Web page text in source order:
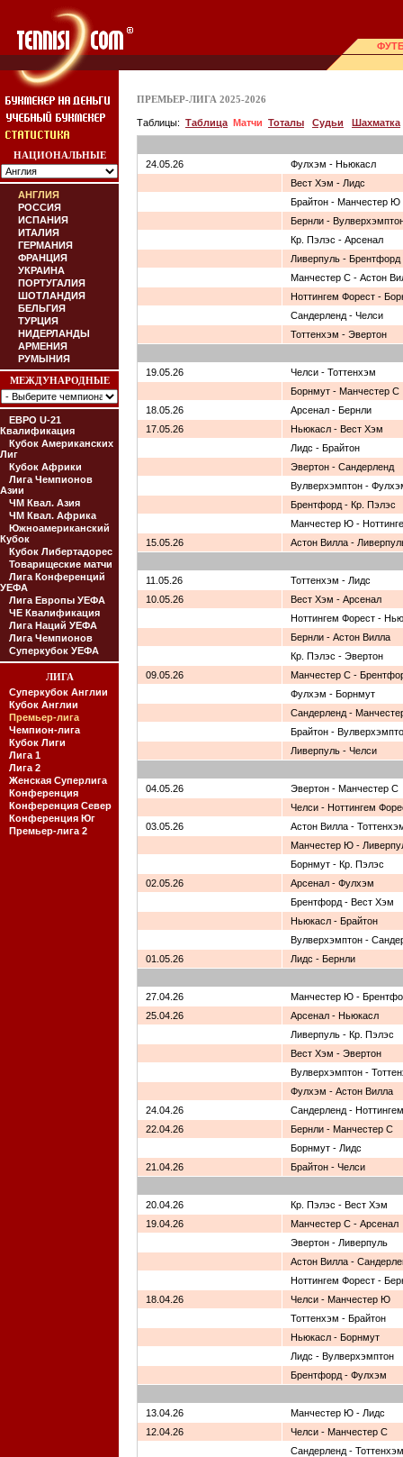
НАЦИОНАЛЬНЫЕ
АНГЛИЯ
РОССИЯ
ИСПАНИЯ
ИТАЛИЯ
ГЕРМАНИЯ
ФРАНЦИЯ
УКРАИНА
ПОРТУГАЛИЯ
ШОТЛАНДИЯ
БЕЛЬГИЯ
ТУРЦИЯ
НИДЕРЛАНДЫ
АРМЕНИЯ
РУМЫНИЯ
МЕЖДУНАРОДНЫЕ
ЕВРО U-21
Квалификация
Кубок Американских
Лиг
Кубок Африки
Лига Чемпионов
Азии
ЧМ Квал. Азия
ЧМ Квал. Африка
Южноамериканский
Кубок
Кубок Либертадорес
Товарищеские матчи
Лига Конференций
УЕФА
Лига Европы УЕФА
ЧЕ Квалификация
Лига Наций УЕФА
Лига Чемпионов
Суперкубок УЕФА
ЛИГА
Суперкубок Англии
Кубок Англии
Премьер-лига
Чемпион-лига
Кубок Лиги
Лига 1
Лига 2
Женская Суперлига
Конференция
Конференция Север
Конференция Юг
Премьер-лига 2
ПРЕМЬЕР-ЛИГА 2025-2026
Таблицы: Таблица Матчи Тоталы Судьи Шахматка
24.05.26
Фулхэм - Ньюкасл
Вест Хэм - Лидс
Брайтон - Манчестер Ю
Бернли -
Кр. Пэлэс - Арсенал
Ливерпуль - Брентфорд
Манчестер С - Астон
Ноттингем Форест -
Сандерленд - Челси
Тоттенхэм - Эвертон
19.05.26
Челси - Тоттенхэм
Борнмут - Манчестер С
18.05.26
Арсенал - Бернли
17.05.26
Ньюкасл - Вест Хэм
Лидс - Брайтон
Эвертон - Сандерленд
Вулверхэмптон -
Брентфорд - Кр. Пэлэс
Манчестер Ю -
15.05.26
Астон Вилла -
11.05.26
Тоттенхэм - Лидс
10.05.26
Вест Хэм - Арсенал
Ноттингем Форест -
Бернли - Астон Вилла
Кр. Пэлэс - Эвертон
09.05.26
Манчестер С -
Фулхэм - Борнмут
Сандерленд -
Брайтон -
Ливерпуль - Челси
04.05.26
Эвертон - Манчестер С
Челси - Ноттингем
03.05.26
Астон Вилла -
Манчестер Ю -
Борнмут - Кр. Пэлэс
02.05.26
Арсенал - Фулхэм
Брентфорд - Вест Хэм
Ньюкасл - Брайтон
Вулверхэмптон -
01.05.26
Лидс - Бернли
27.04.26
Манчестер Ю -
25.04.26
Арсенал - Ньюкасл
Ливерпуль - Кр. Пэлэс
Вест Хэм - Эвертон
Вулверхэмптон -
Фулхэм - Астон Вилла
24.04.26
Сандерленд -
22.04.26
Бернли - Манчестер С
Борнмут - Лидс
21.04.26
Брайтон - Челси
20.04.26
Кр. Пэлэс - Вест Хэм
19.04.26
Манчестер С - Арсенал
Эвертон - Ливерпуль
Астон Вилла -
Ноттингем Форест -
18.04.26
Челси - Манчестер Ю
Тоттенхэм - Брайтон
Ньюкасл - Борнмут
Лидс - Вулверхэмптон
Брентфорд - Фулхэм
13.04.26
Манчестер Ю - Лидс
12.04.26
Челси - Манчестер С
Сандерленд - Тоттенхэм